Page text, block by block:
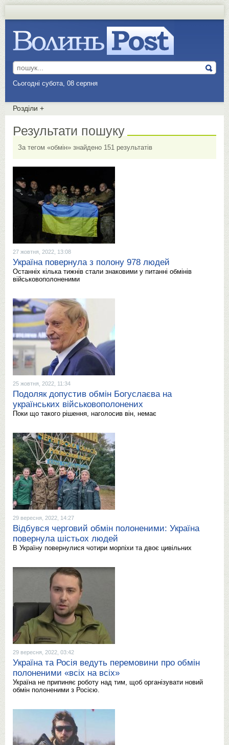
Сьогодні субота, 08 серпня
Розділи +
Результати пошуку
За тегом «обмін» знайдено 151 результатів
27 жовтня, 2022, 13:08
Україна повернула з полону 978 людей
Останніх кілька тижнів стали знаковими у питанні обмінів
військовополоненими
25 жовтня, 2022, 11:34
Подоляк допустив обмін Богуслаєва на
українських військовополонених
Поки що такого рішення, наголосив він, немає
29 вересня, 2022, 14:27
Відбувся черговий обмін полоненими: Україна
повернула шістьох людей
В Україну повернулися чотири морпіхи та двоє цивільних
29 вересня, 2022, 03:42
Україна та Росія ведуть перемовини про обмін
полоненими «всіх на всіх»
Україна не припиняє роботу над тим, щоб організувати новий
обмін полоненими з Росією.